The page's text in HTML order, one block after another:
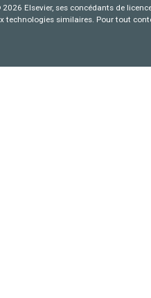
Elsevier, ses concédants de
technologies similaires. Pour tout